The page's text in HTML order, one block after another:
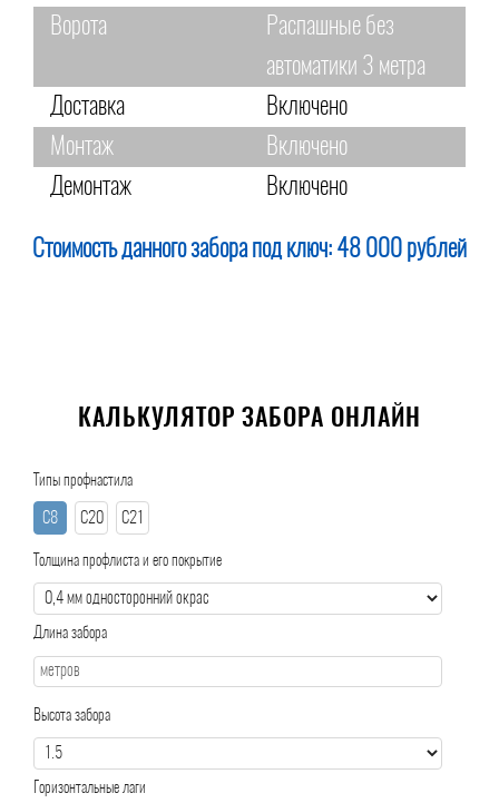
Ворота
Распашные без
автоматики 3 метра
Доставка
Включено
Монтаж
Включено
Демонтаж
Включено
Стоимость данного забора под ключ: 48 000 рублей
КАЛЬКУЛЯТОР ЗАБОРА ОНЛАЙН
Типы профнастила
С8 С20 С21
Толщина профлиста и его покрытие
Длина забора
Высота забора
Горизонтальные лаги